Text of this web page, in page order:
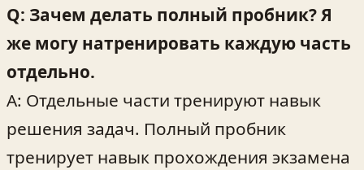
Q: Зачем делать полный пробник? Я
же могу натренировать каждую часть
отдельно.
A: Отдельные части тренируют навык
решения задач. Полный пробник
тренирует навык прохождения экзамена